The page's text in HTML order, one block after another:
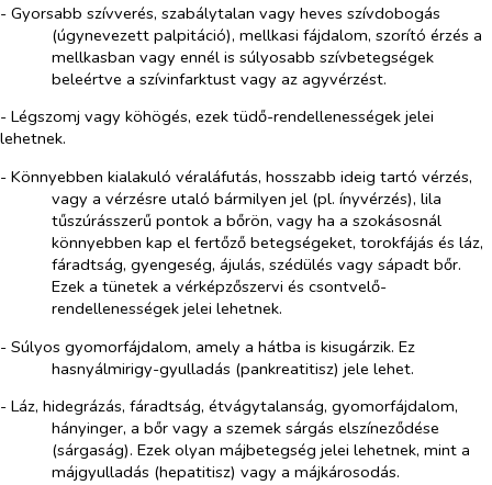
- Gyorsabb szívverés, szabálytalan vagy heves szívdobogás
(úgynevezett palpitáció), mellkasi fájdalom, szorító érzés a
mellkasban vagy ennél is súlyosabb szívbetegségek
beleértve a szívinfarktust vagy az agyvérzést.
- Légszomj vagy köhögés, ezek tüdő-rendellenességek jelei
lehetnek.
- Könnyebben kialakuló véraláfutás, hosszabb ideig tartó vérzés,
vagy a vérzésre utaló bármilyen jel (pl. ínyvérzés), lila
tűszúrásszerű pontok a bőrön, vagy ha a szokásosnál
könnyebben kap el fertőző betegségeket, torokfájás és láz,
fáradtság, gyengeség, ájulás, szédülés vagy sápadt bőr.
Ezek a tünetek a vérképzőszervi és csontvelő-
rendellenességek jelei lehetnek.
- Súlyos gyomorfájdalom, amely a hátba is kisugárzik. Ez
hasnyálmirigy-gyulladás (pankreatitisz) jele lehet.
- Láz, hidegrázás, fáradtság, étvágytalanság, gyomorfájdalom,
hányinger, a bőr vagy a szemek sárgás elszíneződése
(sárgaság). Ezek olyan májbetegség jelei lehetnek, mint a
májgyulladás (hepatitisz) vagy a májkárosodás.